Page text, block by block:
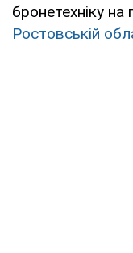
бронетехніку на
Ростовській